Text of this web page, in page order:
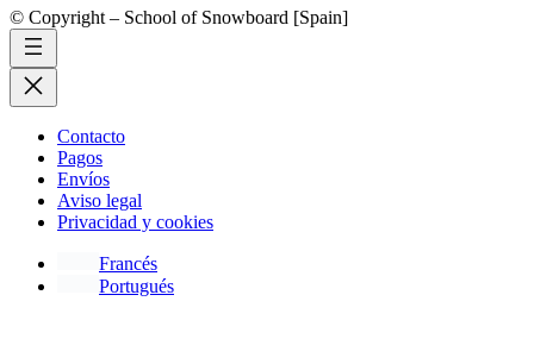
© Copyright – School of Snowboard [Spain]
Contacto
Pagos
Envíos
Aviso legal
Privacidad y cookies
Francés
Portugués